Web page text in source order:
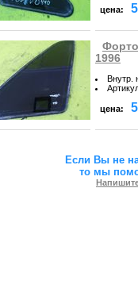
цена:
1996
Внутр.
цена:
Если Вы не
то мы